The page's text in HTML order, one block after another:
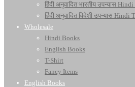
हिंदी अनुवादित भारतीय उपन्यास
हिंदी अनुवादित विदेशी उपन्यास
Wholesale
Hindi Books
English Books
T-Shirt
Fancy Items
English Books